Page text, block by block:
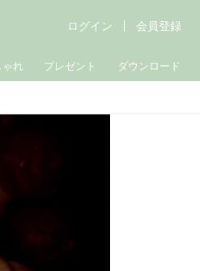
ゃれ プレゼント ダウンロード
ログイン 会員登録